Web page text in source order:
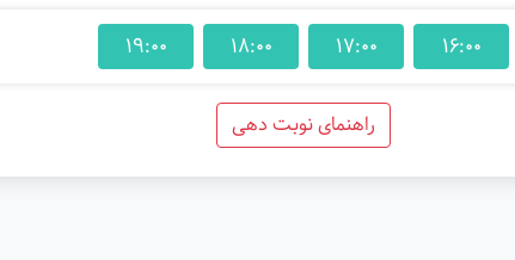
16:00
17:00
18:00
19:00
راهنمای نوبت دهی